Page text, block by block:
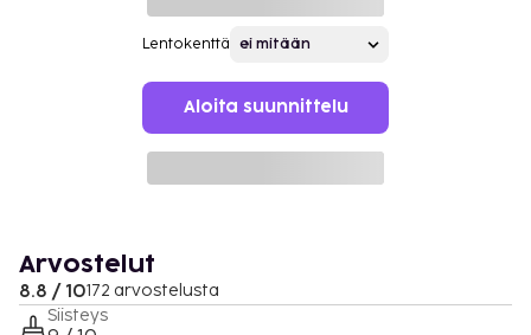
Lentokenttä
Aloita suunnittelu
Arvostelut
8.8 / 10172 arvostelusta
Siisteys